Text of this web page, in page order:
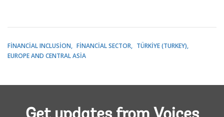
FINANCIAL INCLUSION FINANCIAL SECTOR
TÜRKIYE (TURKEY)
EUROPE AND CENTRAL ASIA